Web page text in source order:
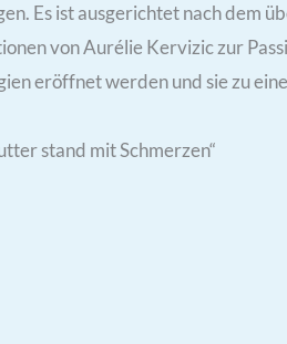
Es ist ausgerichtet nach dem
von Aurélie Kervizic zur
eröffnet werden und sie zu
stand mit Schmerzen“